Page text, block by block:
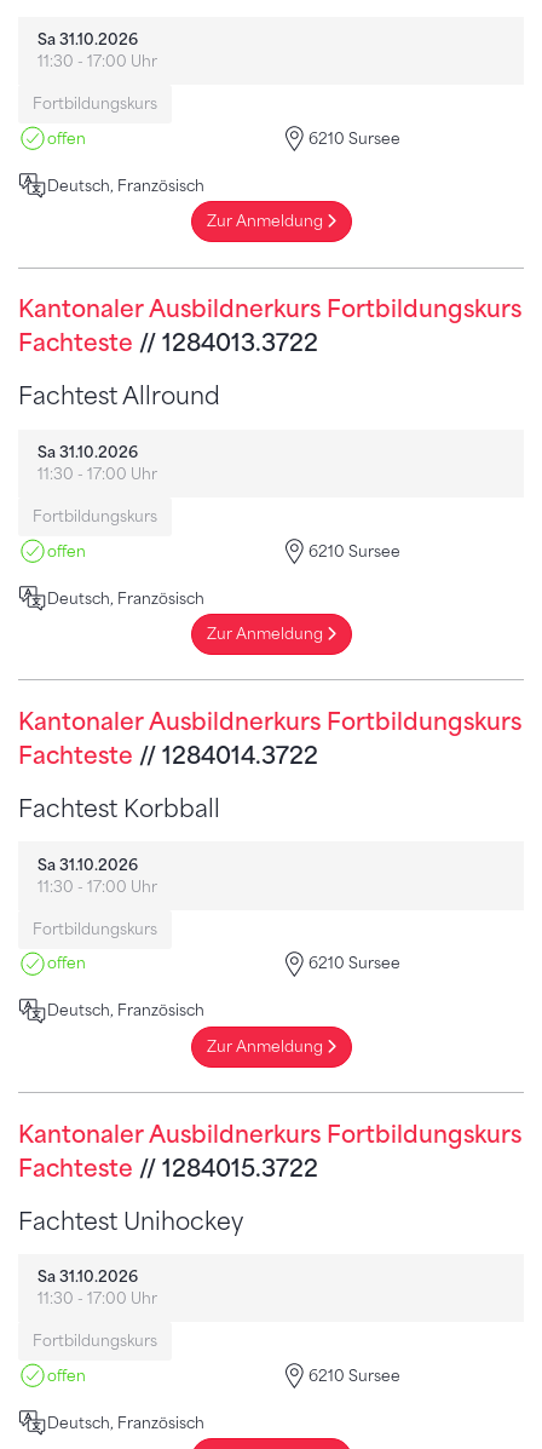
Sa 31.10.2026
11:30 - 17:00 Uhr
Fortbildungskurs
offen
6210 Sursee
Deutsch, Französisch
Zur Anmeldung
Kantonaler Ausbildnerkurs Fortbildungskurs
Fachteste // 1284013.3722
Fachtest Allround
Sa 31.10.2026
11:30 - 17:00 Uhr
Fortbildungskurs
offen
6210 Sursee
Deutsch, Französisch
Zur Anmeldung
Kantonaler Ausbildnerkurs Fortbildungskurs
Fachteste // 1284014.3722
Fachtest Korbball
Sa 31.10.2026
11:30 - 17:00 Uhr
Fortbildungskurs
offen
6210 Sursee
Deutsch, Französisch
Zur Anmeldung
Kantonaler Ausbildnerkurs Fortbildungskurs
Fachteste // 1284015.3722
Fachtest Unihockey
Sa 31.10.2026
11:30 - 17:00 Uhr
Fortbildungskurs
offen
6210 Sursee
Deutsch, Französisch